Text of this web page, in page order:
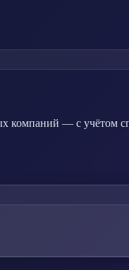
компаний — с учётом